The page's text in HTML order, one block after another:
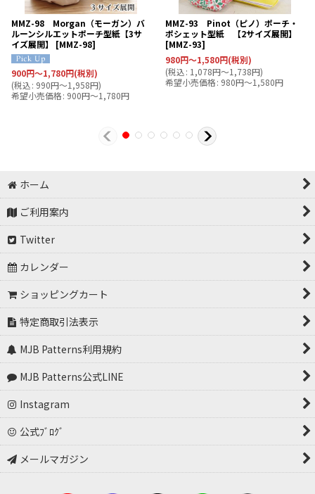
MMZ-98 Morgan（モーガン）バ
ルーンシルエットポーチ型紙【3サ
イズ展開】
[MMZ-98]
900円～1,780円(税別)
(税込: 990円～1,958円)
希望小売価格: 900円～1,780円
MMZ-93 Pinot（ピノ）ポーチ・
ポシェット型紙 【2サイズ展開】
[MMZ-93]
980円～1,580円(税別)
(税込: 1,078円～1,738円)
希望小売価格: 980円～1,580円
ホーム
ご利用案内
Twitter
カレンダー
ショッピングカート
特定商取引法表示
MJB Patterns利用規約
MJB Patterns公式LINE
Instagram
公式ﾌﾞﾛｸﾞ
メールマガジン